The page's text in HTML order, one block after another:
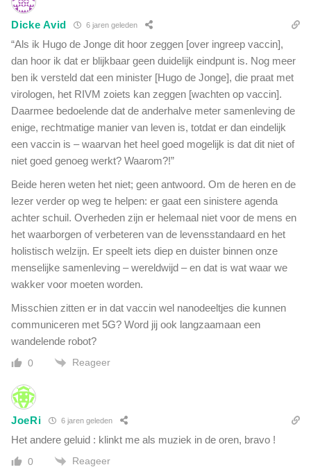
Dicke Avid 6 jaren geleden
“Als ik Hugo de Jonge dit hoor zeggen [over ingreep vaccin],
dan hoor ik dat er blijkbaar geen duidelijk eindpunt is. Nog meer
ben ik versteld dat een minister [Hugo de Jonge], die praat met
virologen, het RIVM zoiets kan zeggen [wachten op vaccin].
Daarmee bedoelende dat de anderhalve meter samenleving de
enige, rechtmatige manier van leven is, totdat er dan eindelijk
een vaccin is – waarvan het heel goed mogelijk is dat dit niet of
niet goed genoeg werkt? Waarom?!”
Beide heren weten het niet; geen antwoord. Om de heren en de
lezer verder op weg te helpen: er gaat een sinistere agenda
achter schuil. Overheden zijn er helemaal niet voor de mens en
het waarborgen of verbeteren van de levensstandaard en het
holistisch welzijn. Er speelt iets diep en duister binnen onze
menselijke samenleving – wereldwijd – en dat is wat waar we
wakker voor moeten worden.
Misschien zitten er in dat vaccin wel nanodeeltjes die kunnen
communiceren met 5G? Word jij ook langzaamaan een
wandelende robot?
0 Reageer
JoeRi 6 jaren geleden
Het andere geluid : klinkt me als muziek in de oren, bravo !
0 Reageer